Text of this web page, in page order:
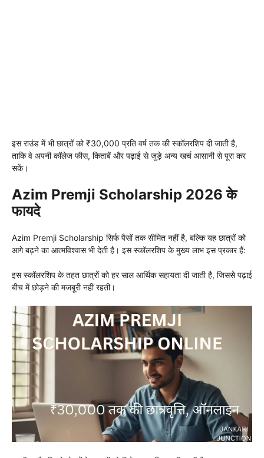
इस राउंड में भी छात्रों को ₹30,000 प्रति वर्ष तक की स्कॉलरशिप दी जाती है,
ताकि वे अपनी कॉलेज फीस, किताबें और पढ़ाई से जुड़े अन्य खर्च आसानी से पूरा कर
सकें।
Azim Premji Scholarship 2026 के
फायदे
Azim Premji Scholarship सिर्फ पैसों तक सीमित नहीं है, बल्कि यह छात्रों को
आगे बढ़ने का आत्मविश्वास भी देती है। इस स्कॉलरशिप के मुख्य लाभ इस प्रकार हैं:
इस स्कॉलरशिप के तहत छात्रों को हर साल आर्थिक सहायता दी जाती है, जिससे पढ़ाई
बीच में छोड़ने की मजबूरी नहीं रहती।